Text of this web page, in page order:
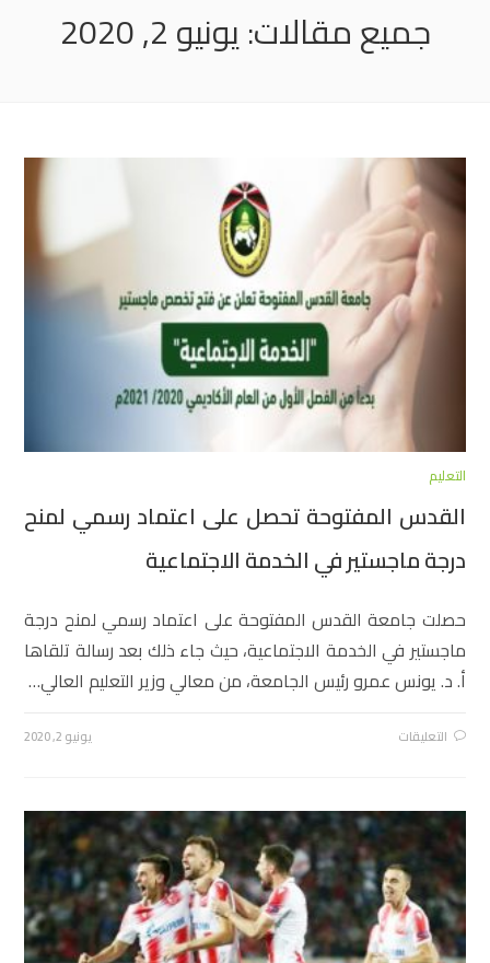
جميع مقالات: يونيو 2, 2020
التعليم
القدس المفتوحة تحصل على اعتماد رسمي لمنح
درجة ماجستير في الخدمة الاجتماعية
حصلت جامعة القدس المفتوحة على اعتماد رسمي لمنح درجة
ماجستير في الخدمة الاجتماعية، حيث جاء ذلك بعد رسالة تلقاها
أ. د. يونس عمرو رئيس الجامعة، من معالي وزير التعليم العالي…
التعليقات يونيو 2, 2020